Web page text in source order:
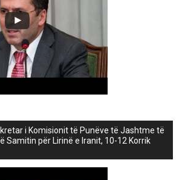
i Komisionit të Punëve të Jashtme të
Samitin për Lirinë e Iranit, 10-12 Korrik